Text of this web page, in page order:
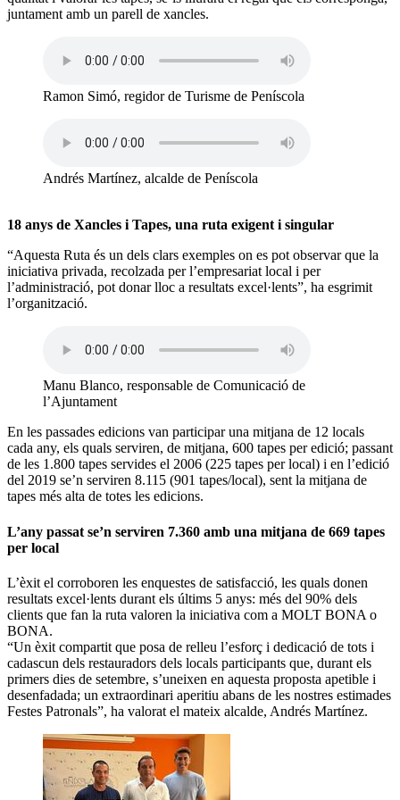
juntament amb un parell de xancles.
Ramon Simó, regidor de Turisme de Peníscola
Andrés Martínez, alcalde de Peníscola
18 anys de Xancles i Tapes, una ruta exigent i singular
“Aquesta Ruta és un dels clars exemples on es pot observar que la
iniciativa privada, recolzada per l’empresariat local i per
l’administració, pot donar lloc a resultats excel·lents”, ha esgrimit
l’organització.
Manu Blanco, responsable de Comunicació de
l’Ajuntament
En les passades edicions van participar una mitjana de 12 locals
cada any, els quals serviren, de mitjana, 600 tapes per edició; passant
de les 1.800 tapes servides el 2006 (225 tapes per local) i en l’edició
del 2019 se’n serviren 8.115 (901 tapes/local), sent la mitjana de
tapes més alta de totes les edicions.
L’any passat se’n serviren 7.360 amb una mitjana de 669 tapes
per local
L’èxit el corroboren les enquestes de satisfacció, les quals donen
resultats excel·lents durant els últims 5 anys: més del 90% dels
clients que fan la ruta valoren la iniciativa com a MOLT BONA o
BONA.
“Un èxit compartit que posa de relleu l’esforç i dedicació de tots i
cadascun dels restauradors dels locals participants que, durant els
primers dies de setembre, s’uneixen en aquesta proposta apetible i
desenfadada; un extraordinari aperitiu abans de les nostres estimades
Festes Patronals”, ha valorat el mateix alcalde, Andrés Martínez.